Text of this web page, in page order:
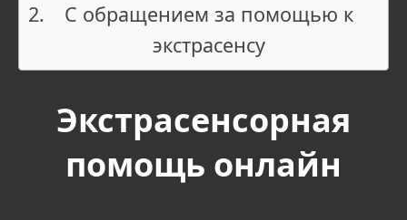
С обращением за помощью к
экстрасенсу
Экстрасенсорная
помощь онлайн